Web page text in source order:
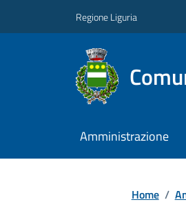
Regione Liguria
Amministrazione
Home /